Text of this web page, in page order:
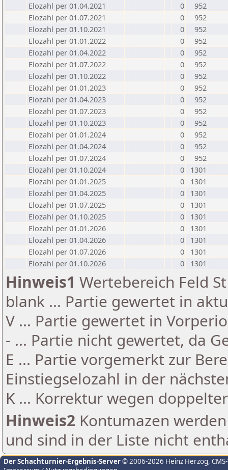
Elozahl per 01.04.2021
0
952
Elozahl per 01.07.2021
0
952
Elozahl per 01.10.2021
0
952
Elozahl per 01.01.2022
0
952
Elozahl per 01.04.2022
0
952
Elozahl per 01.07.2022
0
952
Elozahl per 01.10.2022
0
952
Elozahl per 01.01.2023
0
952
Elozahl per 01.04.2023
0
952
Elozahl per 01.07.2023
0
952
Elozahl per 01.10.2023
0
952
Elozahl per 01.01.2024
0
952
Elozahl per 01.04.2024
0
952
Elozahl per 01.07.2024
0
952
Elozahl per 01.10.2024
0
1301
Elozahl per 01.01.2025
0
1301
Elozahl per 01.04.2025
0
1301
Elozahl per 01.07.2025
0
1301
Elozahl per 01.10.2025
0
1301
Elozahl per 01.01.2026
0
1301
Elozahl per 01.04.2026
0
1301
Elozahl per 01.07.2026
0
1301
Elozahl per 01.10.2026
0 1301
Hinweis1 Wertebereich Feld
blank ... Partie gewertet in
V ... Partie gewertet in
- ... Partie nicht gewertet, da
E ... Partie vorgemerkt zur
Einstiegselozahl in der
K ... Korrektur wegen
Hinweis2 Kontumazen
und sind in der Liste nicht
Der Schachturnier-Ergebnis-Server© 2006-2026 Heinz Herzog,